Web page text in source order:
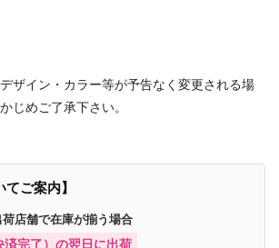
ザイン・カラー等が予告なく変更される場
じめご了承下さい。
てご案内】
店舗で在庫が揃う場合
済完了）の翌日に出荷